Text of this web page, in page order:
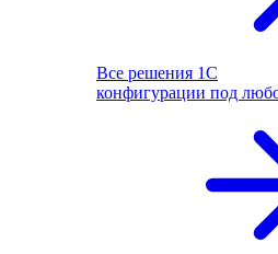
Все решения 1С
конфигурации под